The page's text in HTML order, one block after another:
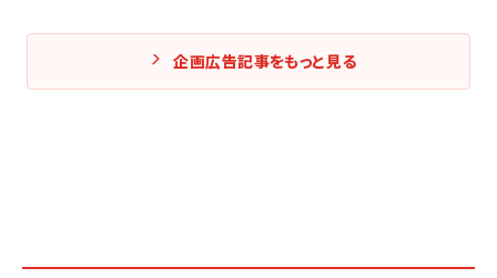
企画広告記事をもっと見る